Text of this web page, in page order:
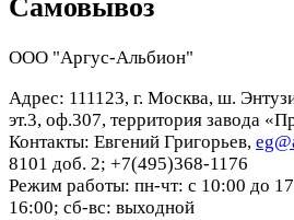
Самовывоз
ООО "Аргус-Альбион"
Адрес: 111123, г. Москва, ш.
эт.3, оф.307, территория завода
Контакты: Евгений Григорьев,
8101 доб. 2; +7(495)368-1176
Режим работы: пн-чт: с 10:00 до
16:00; сб-вс: выходной